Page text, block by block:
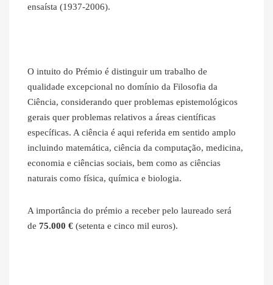
ensaísta (1937-2006).
O intuito do Prémio é distinguir um trabalho de
qualidade excepcional no domínio da Filosofia da
Ciência, considerando quer problemas epistemológicos
gerais quer problemas relativos a áreas científicas
específicas. A ciência é aqui referida em sentido amplo
incluindo matemática, ciência da computação, medicina,
economia e ciências sociais, bem como as ciências
naturais como física, química e biologia.
A importância do prémio a receber pelo laureado será
de 75.000 € (setenta e cinco mil euros).